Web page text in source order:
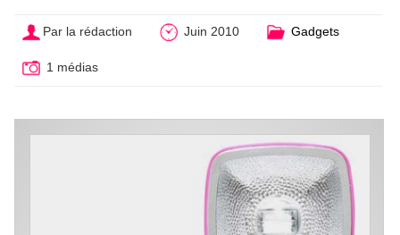
Par la rédaction Juin 2010 Gadgets
1 médias